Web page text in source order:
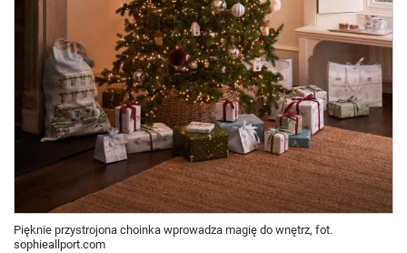
Pięknie przystrojona choinka wprowadza magię do wnętrz, fot.
sophieallport.com